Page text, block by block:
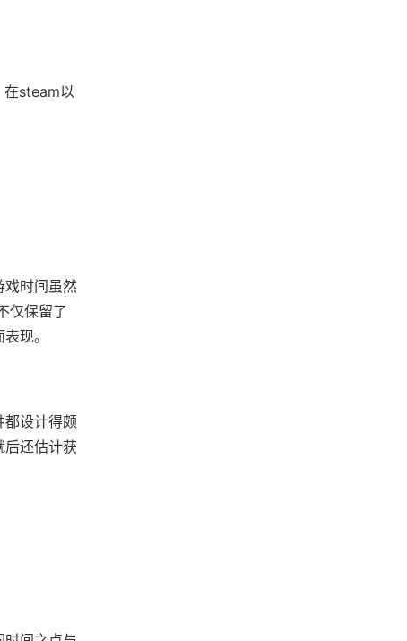
在steam以
戏时间虽然
仅保留了
现。
都设计得颇
后还估计获